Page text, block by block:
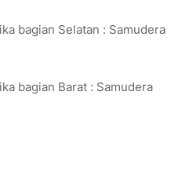
bagian Selatan : Samudera
bagian Barat : Samudera